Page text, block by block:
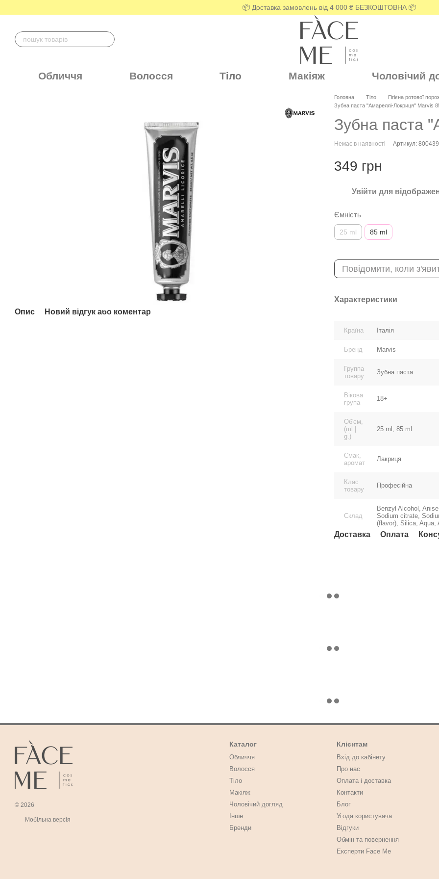
📦 Доставка замовлень від 4 000 ₴ БЕЗКОШТОВНА 📦
Обличчя Волосся Тіло Макіяж Чоловічий
Опис Новий відгук або коментар
Головна Тіло
Гігієна ротової
Зубна паста "Амареллі-Локриця" Marvis
Зубна паста
Немає в наявності Артикул:
349 грн
Увійти для
Ємність
25 ml 85 ml
Повідомити, коли
Характеристики
Країна Італія
Бренд Marvis
Группа
товару
Зубна паста
Вікова
група
18+
Об'єм,
(ml |
g.)
25 ml, 85 ml
Смак,
аромат
Лакриця
Клас
товару
Професійна
Склад
Benzyl Alcohol,
Sodium citrate,
(flavor), Silica, Aqua,
Доставка Оплата
© 2026
Мобільна версія
Каталог
Обличчя
Волосся
Тіло
Макіяж
Чоловічий догляд
Інше
Бренди
Клієнтам
Вхід до кабінету
Про нас
Оплата і доставка
Контакти
Блог
Угода користувача
Відгуки
Обмін та повернення
Експерти Face Me